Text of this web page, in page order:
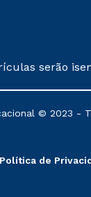
serão
© 2023 -
Política de